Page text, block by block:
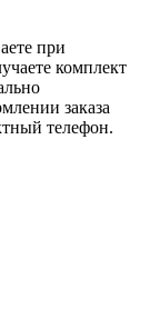
при
комплект
заказа
телефон.